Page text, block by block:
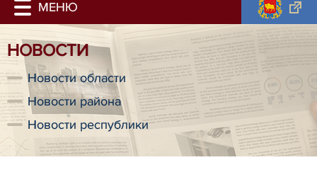
НОВОСТИ
Новости области
Новости района
Новости республики